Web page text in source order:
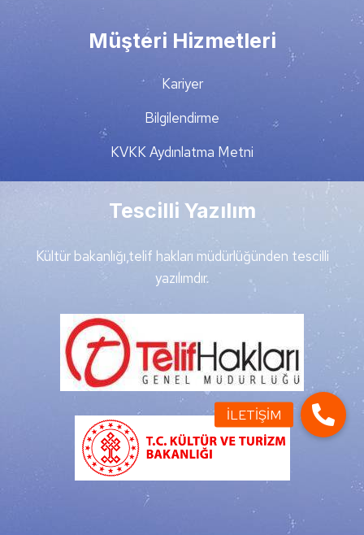
Müşteri Hizmetleri
Kariyer
Bilgilendirme
KVKK Aydınlatma Metni
Tescilli Yazılım
Kültür bakanlığı,telif hakları müdürlüğünden tescilli
yazılımdır.